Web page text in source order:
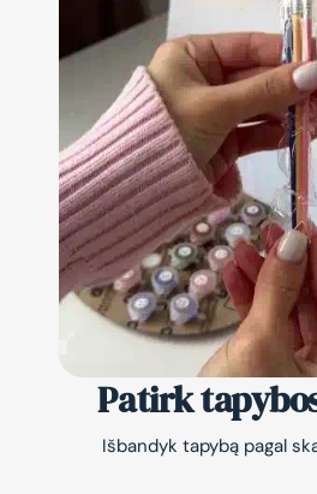
Patirk
Išbandyk tapybą pagal